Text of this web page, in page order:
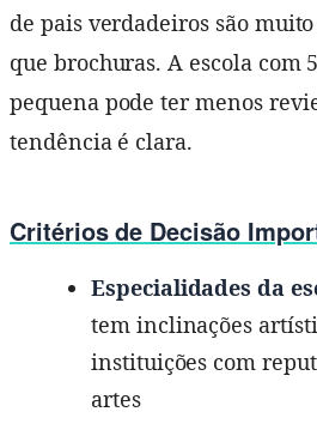
de pais verdadeiros são
que brochuras. A escola com
pequena pode ter menos
tendência é clara.
Critérios de Decisão
Especialidades da
tem inclinações
instituições com
artes